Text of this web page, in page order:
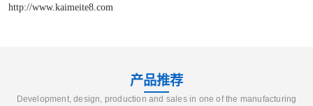
http://www.kaimeite8.com
产品推荐
Development, design, production and sales in one of the manufacturing